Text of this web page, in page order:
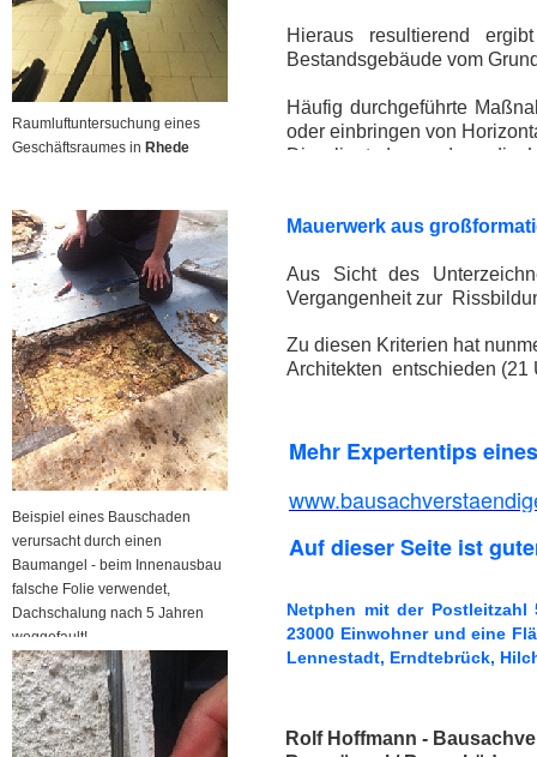
Hieraus resultierend
Bestandsgebäude vom
Häufig durchgeführte
oder einbringen von
Dies liegt daran, dass die
Mauerwerk aus
Aus Sicht des
Vergangenheit zur
Zu diesen Kriterien hat
Architekten entschieden (21
Netphen mit der Postleitzahl
23000 Einwohner und eine
Lennestadt, Erndtebrück,
Raumluftuntersuchung eines
Geschäftsraumes in Rhede
Beispiel eines Bauschaden
verursacht durch einen
Baumangel - beim Innenausbau
falsche Folie verwendet,
Dachschalung nach 5 Jahren
weggefault!
Mehr Expertentips
Auf dieser Seite ist
Rolf Hoffmann -